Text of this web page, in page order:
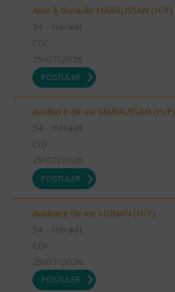
Aide à domicile MARAUSSAN (H/F)
34 - Hérault
CDI
29/07/2026
POSTULER
Auxiliaire de vie MARAUSSAN (H/F)
34 - Hérault
CDI
29/07/2026
POSTULER
Auxiliaire de vie LIGNAN (H/F)
34 - Hérault
CDI
29/07/2026
POSTULER